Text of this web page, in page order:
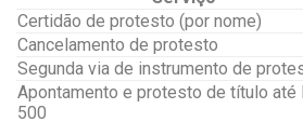
Certidão de protesto (por nome)
Cancelamento de protesto
Segunda via de instrumento de
Apontamento e protesto de título até
500